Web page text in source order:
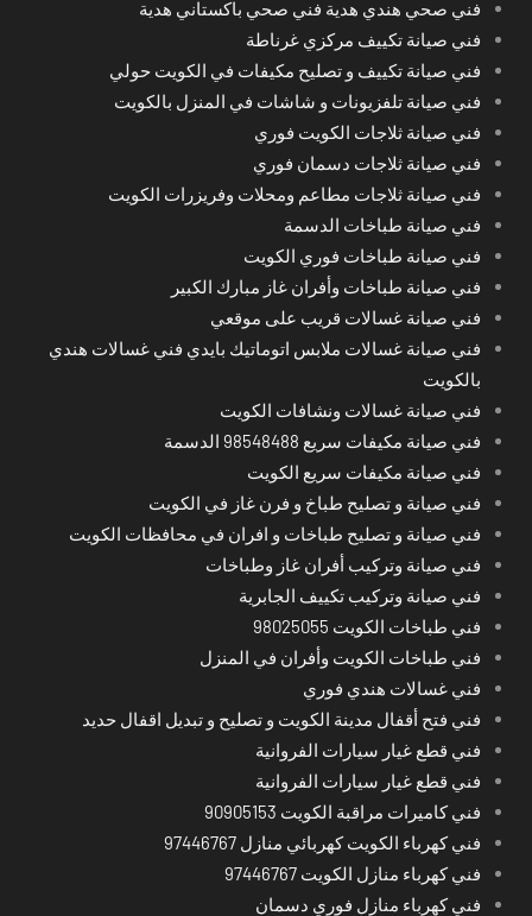
فني صحي هندي هدية فني صحي باكستاني هدية
فني صيانة تكييف مركزي غرناطة
فني صيانة تكييف و تصليح مكيفات في الكويت حولي
فني صيانة تلفزيونات و شاشات في المنزل بالكويت
فني صيانة ثلاجات الكويت فوري
فني صيانة ثلاجات دسمان فوري
فني صيانة ثلاجات مطاعم ومحلات وفريزرات الكويت
فني صيانة طباخات الدسمة
فني صيانة طباخات فوري الكويت
فني صيانة طباخات وأفران غاز مبارك الكبير
فني صيانة غسالات قريب على موقعي
فني صيانة غسالات ملابس اتوماتيك بايدي فني غسالات هندي
بالكويت
فني صيانة غسالات ونشافات الكويت
فني صيانة مكيفات سريع 98548488 الدسمة
فني صيانة مكيفات سريع الكويت
فني صيانة و تصليح طباخ و فرن غاز في الكويت
فني صيانة و تصليح طباخات و افران في محافظات الكويت
فني صيانة وتركيب أفران غاز وطباخات
فني صيانة وتركيب تكييف الجابرية
فني طباخات الكويت 98025055
فني طباخات الكويت وأفران في المنزل
فني غسالات هندي فوري
فني فتح أقفال مدينة الكويت و تصليح و تبديل اقفال حديد
فني قطع غيار سيارات الفروانية
فني قطع غيار سيارات الفروانية
فني كاميرات مراقبة الكويت 90905153
فني كهرباء الكويت كهربائي منازل 97446767
فني كهرباء منازل الكويت 97446767
فني كهرباء منازل فوري دسمان